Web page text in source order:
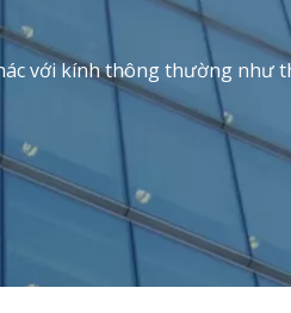
với kính thông thường như